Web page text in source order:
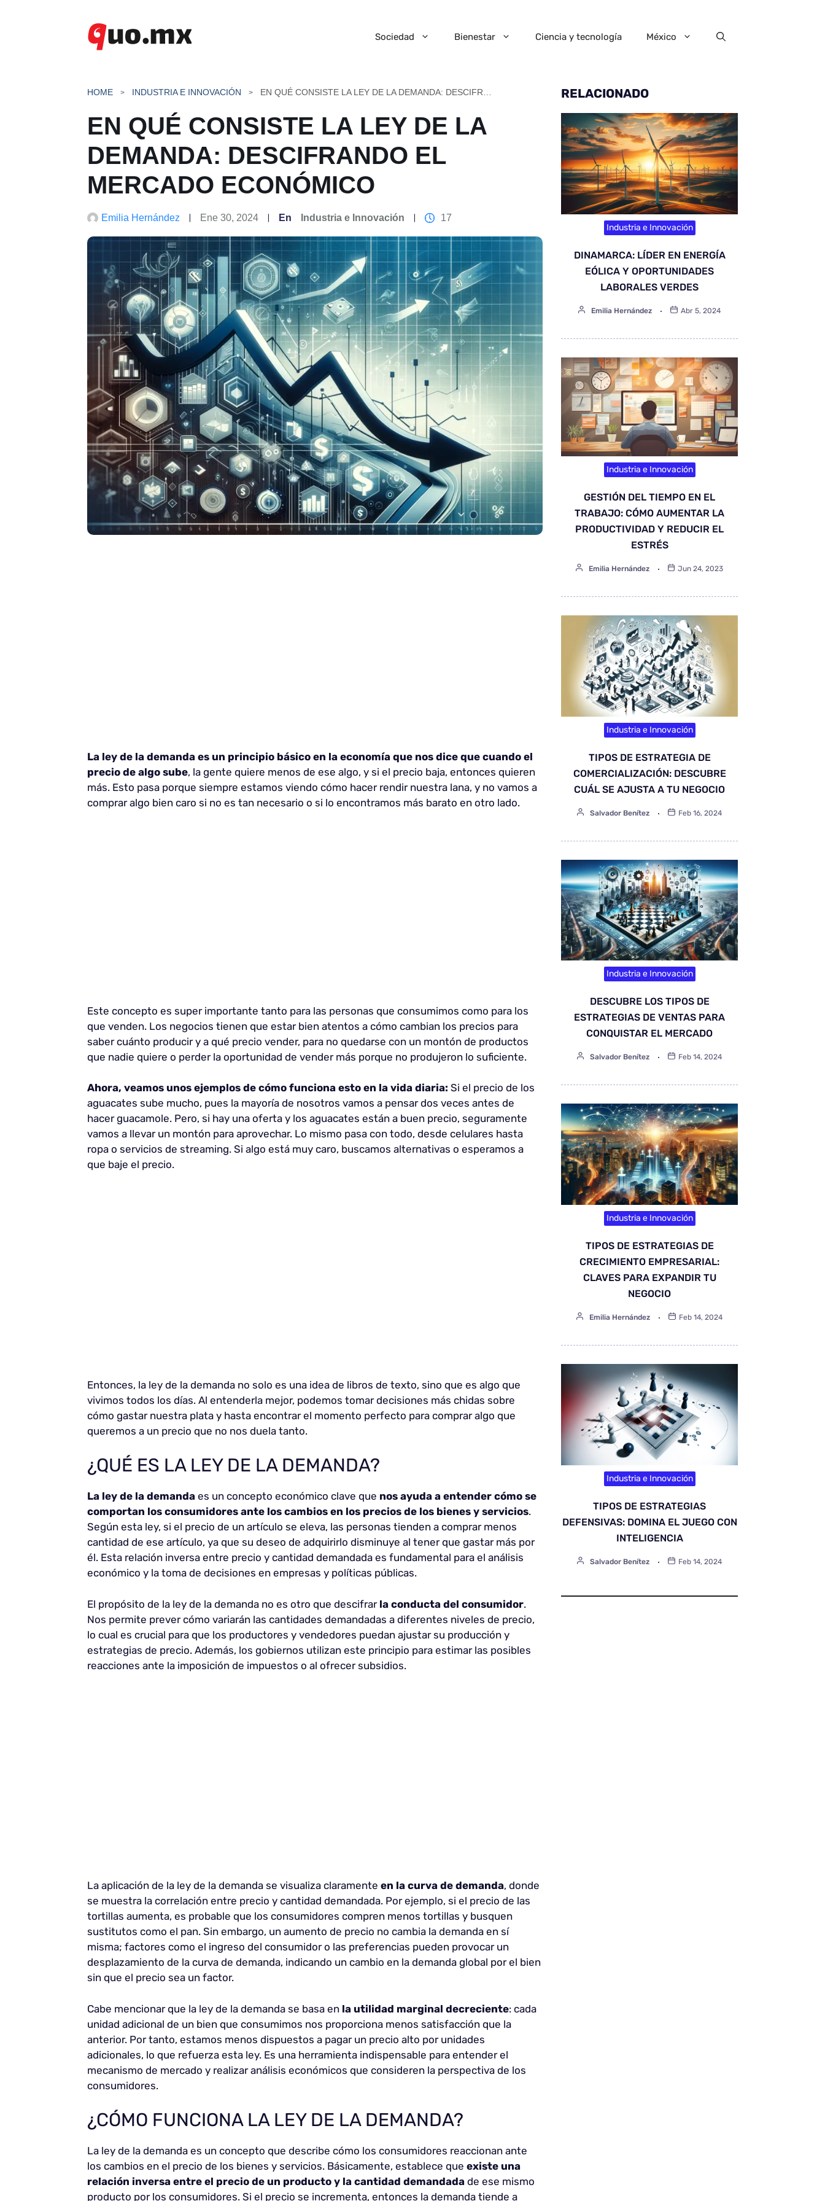
Sociedad Bienestar Ciencia y tecnología México
HOME INDUSTRIA E INNOVACIÓN
EN QUÉ CONSISTE LA LEY DE LA
DEMANDA: DESCIFRANDO EL
MERCADO ECONÓMICO
Emilia Hernández Ene 30, 2024 En Industria e Innovación 17
La ley de la demanda es un principio básico en la economía que nos dice que cuando el
precio de algo sube, la gente quiere menos de ese algo, y si el precio baja, entonces quieren
más. Esto pasa porque siempre estamos viendo cómo hacer rendir nuestra lana, y no vamos a
comprar algo bien caro si no es tan necesario o si lo encontramos más barato en otro lado.
Este concepto es super importante tanto para las personas que consumimos como para los
que venden. Los negocios tienen que estar bien atentos a cómo cambian los precios para
saber cuánto producir y a qué precio vender, para no quedarse con un montón de productos
que nadie quiere o perder la oportunidad de vender más porque no produjeron lo suficiente.
Ahora, veamos unos ejemplos de cómo funciona esto en la vida diaria: Si el precio de los
aguacates sube mucho, pues la mayoría de nosotros vamos a pensar dos veces antes de
hacer guacamole. Pero, si hay una oferta y los aguacates están a buen precio, seguramente
vamos a llevar un montón para aprovechar. Lo mismo pasa con todo, desde celulares hasta
ropa o servicios de streaming. Si algo está muy caro, buscamos alternativas o esperamos a
que baje el precio.
Entonces, la ley de la demanda no solo es una idea de libros de texto, sino que es algo que
vivimos todos los días. Al entenderla mejor, podemos tomar decisiones más chidas sobre
cómo gastar nuestra plata y hasta encontrar el momento perfecto para comprar algo que
queremos a un precio que no nos duela tanto.
¿QUÉ ES LA LEY DE LA DEMANDA?
La ley de la demanda es un concepto económico clave que nos ayuda a entender cómo se
comportan los consumidores ante los cambios en los precios de los bienes y servicios.
Según esta ley, si el precio de un artículo se eleva, las personas tienden a comprar menos
cantidad de ese artículo, ya que su deseo de adquirirlo disminuye al tener que gastar más por
él. Esta relación inversa entre precio y cantidad demandada es fundamental para el análisis
económico y la toma de decisiones en empresas y políticas públicas.
El propósito de la ley de la demanda no es otro que descifrar la conducta del consumidor.
Nos permite prever cómo variarán las cantidades demandadas a diferentes niveles de precio,
lo cual es crucial para que los productores y vendedores puedan ajustar su producción y
estrategias de precio. Además, los gobiernos utilizan este principio para estimar las posibles
reacciones ante la imposición de impuestos o al ofrecer subsidios.
La aplicación de la ley de la demanda se visualiza claramente en la curva de demanda, donde
se muestra la correlación entre precio y cantidad demandada. Por ejemplo, si el precio de las
tortillas aumenta, es probable que los consumidores compren menos tortillas y busquen
sustitutos como el pan. Sin embargo, un aumento de precio no cambia la demanda en sí
misma; factores como el ingreso del consumidor o las preferencias pueden provocar un
desplazamiento de la curva de demanda, indicando un cambio en la demanda global por el bien
sin que el precio sea un factor.
Cabe mencionar que la ley de la demanda se basa en la utilidad marginal decreciente: cada
unidad adicional de un bien que consumimos nos proporciona menos satisfacción que la
anterior. Por tanto, estamos menos dispuestos a pagar un precio alto por unidades
adicionales, lo que refuerza esta ley. Es una herramienta indispensable para entender el
mecanismo de mercado y realizar análisis económicos que consideren la perspectiva de los
consumidores.
¿CÓMO FUNCIONA LA LEY DE LA DEMANDA?
La ley de la demanda es un concepto que describe cómo los consumidores reaccionan ante
los cambios en el precio de los bienes y servicios. Básicamente, establece que existe una
relación inversa entre el precio de un producto y la cantidad demandada de ese mismo
producto por los consumidores. Si el precio se incrementa, entonces la demanda tiende a
RELACIONADO
Industria e Innovación
DINAMARCA: LÍDER EN ENERGÍA
EÓLICA Y OPORTUNIDADES
LABORALES VERDES
Emilia Hernández Abr 5, 2024
Industria e Innovación
GESTIÓN DEL TIEMPO EN EL
TRABAJO: CÓMO AUMENTAR LA
PRODUCTIVIDAD Y REDUCIR EL
ESTRÉS
Emilia Hernández Jun 24, 2023
Industria e Innovación
TIPOS DE ESTRATEGIA DE
COMERCIALIZACIÓN: DESCUBRE
CUÁL SE AJUSTA A TU NEGOCIO
Salvador Benítez Feb 16, 2024
Industria e Innovación
DESCUBRE LOS TIPOS DE
ESTRATEGIAS DE VENTAS PARA
CONQUISTAR EL MERCADO
Salvador Benítez Feb 14, 2024
Industria e Innovación
TIPOS DE ESTRATEGIAS DE
CRECIMIENTO EMPRESARIAL:
CLAVES PARA EXPANDIR TU
NEGOCIO
Emilia Hernández Feb 14, 2024
Industria e Innovación
TIPOS DE ESTRATEGIAS
DEFENSIVAS: DOMINA EL JUEGO CON
INTELIGENCIA
Salvador Benítez Feb 14, 2024